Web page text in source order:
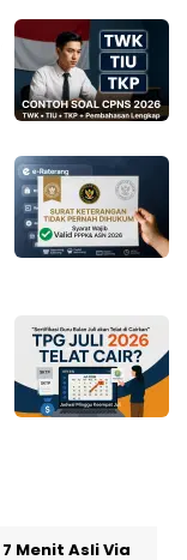
Menit Asli Via